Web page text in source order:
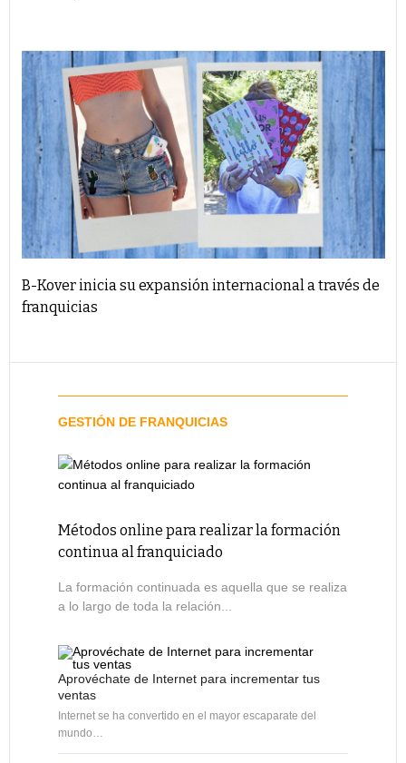
B-Kover inicia su expansión internacional a través de
franquicias
GESTIÓN DE FRANQUICIAS
Métodos online para realizar la formación
continua al franquiciado
La formación continuada es aquella que se realiza
a lo largo de toda la relación...
Aprovéchate de Internet para incrementar tus
ventas
Internet se ha convertido en el mayor escaparate del
mundo…